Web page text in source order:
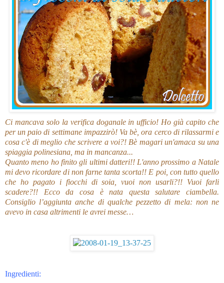
Ci mancava solo la verifica doganale in ufficio! Ho già capito che
per un paio di settimane impazzirò! Va bè, ora cerco di rilassarmi e
cosa c'è di meglio che scrivere a voi?! Bè magari un'amaca su una
spiaggia polinesiana, ma in mancanza...
Quanto meno ho finito gli ultimi datteri!! L'anno prossimo a Natale
mi devo ricordare di non farne tanta scorta!! E poi, con tutto quello
che ho pagato i fiocchi di soia, vuoi non usarli?!! Vuoi farli
scadere?!! Ecco da cosa è nata questa salutare ciambella.
Consiglio l’aggiunta anche di qualche pezzetto di mela: non ne
avevo in casa altrimenti le avrei messe…
Ingredienti: